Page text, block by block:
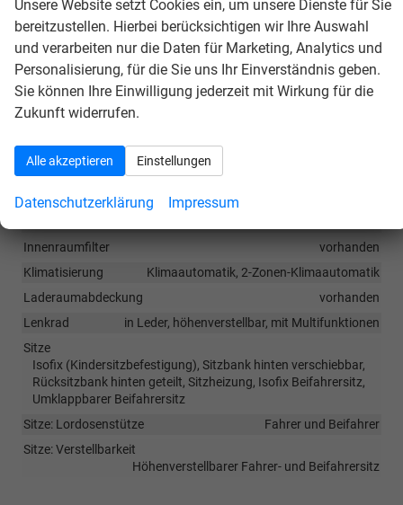
Außenspiegel elektrisch anklappbar, Lenksäule
verstellbar, Vordersitze höhenverstellbar,
Rücksitzlehne geteilt umklappbar,Multifunktions-
Lederlenkrad
Innen
Armlehnen
Doppelter Laderaumboden
Innenraumfilter
vorhanden
Klimatisierung
Klimaautomatik, 2-Zonen-Klimaautomatik
Laderaumabdeckung
vorhanden
Lenkrad
in Leder, höhenverstellbar, mit Multifunktionen
Sitze
Isofix (Kindersitzbefestigung), Sitzbank hinten verschiebbar,
Rücksitzbank hinten geteilt, Sitzheizung, Isofix Beifahrersitz,
Umklappbarer Beifahrersitz
Sitze: Lordosenstütze
Fahrer und Beifahrer
Sitze: Verstellbarkeit
Höhenverstellbarer Fahrer- und Beifahrersitz
Unsere Website setzt Cookies ein, um unsere Dienste für Sie
bereitzustellen. Hierbei berücksichtigen wir Ihre Auswahl
und verarbeiten nur die Daten für Marketing, Analytics und
Personalisierung, für die Sie uns Ihr Einverständnis geben.
Sie können Ihre Einwilligung jederzeit mit Wirkung für die
Zukunft widerrufen.
Alle akzeptieren Einstellungen
Datenschutzerklärung Impressum